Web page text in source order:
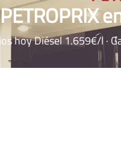
hoy Diésel 1.659€/l ·